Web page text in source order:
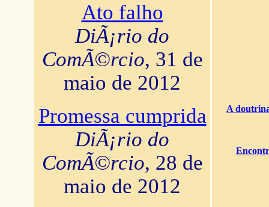
Ato falho
DiÃ¡rio do
ComÃ©rcio, 31 de
maio de 2012
Promessa cumprida
DiÃ¡rio do
ComÃ©rcio, 28 de
maio de 2012
A